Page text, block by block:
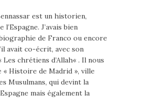
est un historien,
l’Espagne. J’avais bien
de Franco ou encore
avait co-écrit, avec son
Les chrétiens d’Allah« . Il nous
« Histoire de Madrid », ville
Musulmans, qui devint la
mais également la